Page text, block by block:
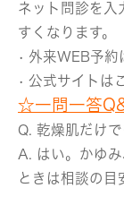
ネット問診を入
すくなります。
• 外来WEB予約
• 公式サイトは
☆一問一答
Q. 乾燥肌だけ
A. はい。かゆ
ときは相談の目